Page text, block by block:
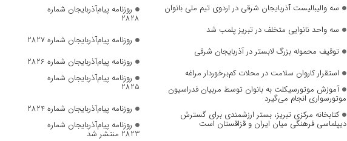
سه والیبالیست آذربایجان‌ شرقی در اردوی تیم ملی بانوان
سه واحد نانوایی متخلف در تبریز پلمب شد
توقیف محموله بزرگ لابستر در آذربایجان شرقی
استقرار کاروان سلامت در محلات کم‌برخوردار مراغه
آموزش موتورسیکلت به بانوان توسط مربیان فدراسیون
موتورسواری انجام می‌گیرد
کتابخانه مرکزی تبریز، بستر ارزشمندی برای گسترش
دیپلماسی فرهنگی میان ایران و قزاقستان است
روزنامه پیام‌آذربایجان شماره
2828
روزنامه پیام‌آذربایجان شماره 2827
روزنامه پیام‌آذربایجان شماره 2826
روزنامه پیام‌آذربایجان شماره
2825
روزنامه پیام‌آذربایجان شماره 2824
روزنامه پیام‌آذربایجان شماره
2823 منتشر شد